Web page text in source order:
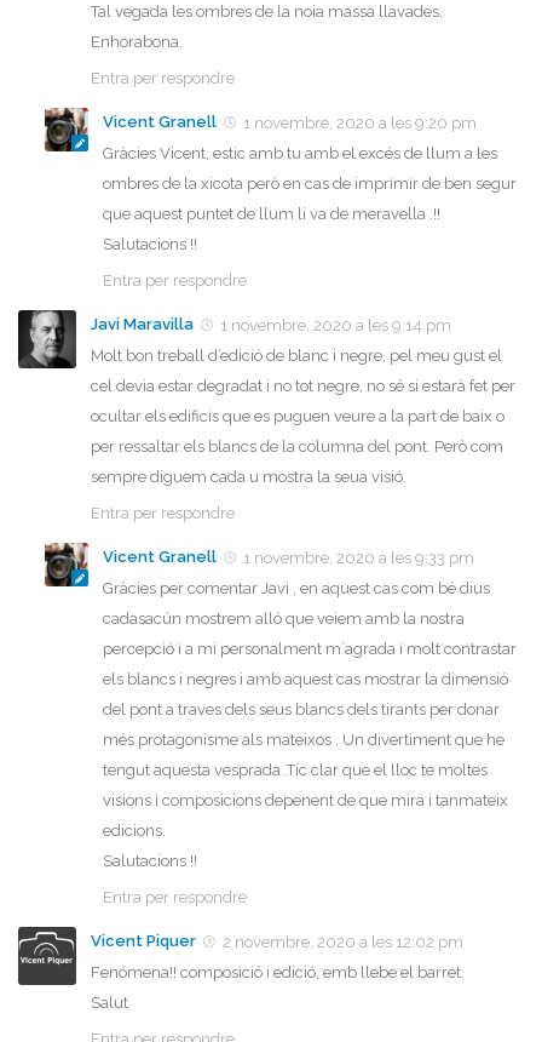
Tal vegada les ombres de la noia massa llavades.
Enhorabona.
Entra per respondre
Vicent Granell
1 novembre, 2020 a les 9:20 pm
Gràcies Vicent, estic amb tu amb el excés de llum a les
ombres de la xicota però en cas de imprimir de ben segur
que aquest puntet de llum li va de meravella .!!
Salutacions !!
Entra per respondre
Javi Maravilla
1 novembre, 2020 a les 9:14 pm
Molt bon treball d’edició de blanc i negre, pel meu gust el
cel devia estar degradat i no tot negre, no sé si estarà fet per
ocultar els edificis que es puguen veure a la part de baix o
per ressaltar els blancs de la columna del pont. Però com
sempre diguem cada u mostra la seua visió.
Entra per respondre
Vicent Granell
1 novembre, 2020 a les 9:33 pm
Gràcies per comentar Javi , en aquest cas com bé dius
cadasacún mostrem alló que veiem amb la nostra
percepció i a mi personalment m´agrada i molt contrastar
els blancs i negres i amb aquest cas mostrar la dimensió
del pont a traves dels seus blancs dels tirants per donar
més protagonisme als mateixos . Un divertiment que he
tengut aquesta vesprada..Tic clar que el lloc te moltes
visions i composicions depenent de que mira i tanmateix
edicions.
Salutacions !!
Entra per respondre
Vicent Piquer
2 novembre, 2020 a les 12:02 pm
Fenómena!! composició i edició, emb llebe el barret.
Salut